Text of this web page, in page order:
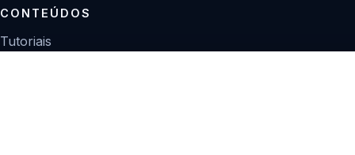
CONTEÚDOS
Tutoriais